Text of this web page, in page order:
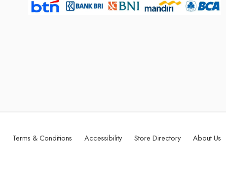
Terms & Conditions Accessibility Store Directory About Us